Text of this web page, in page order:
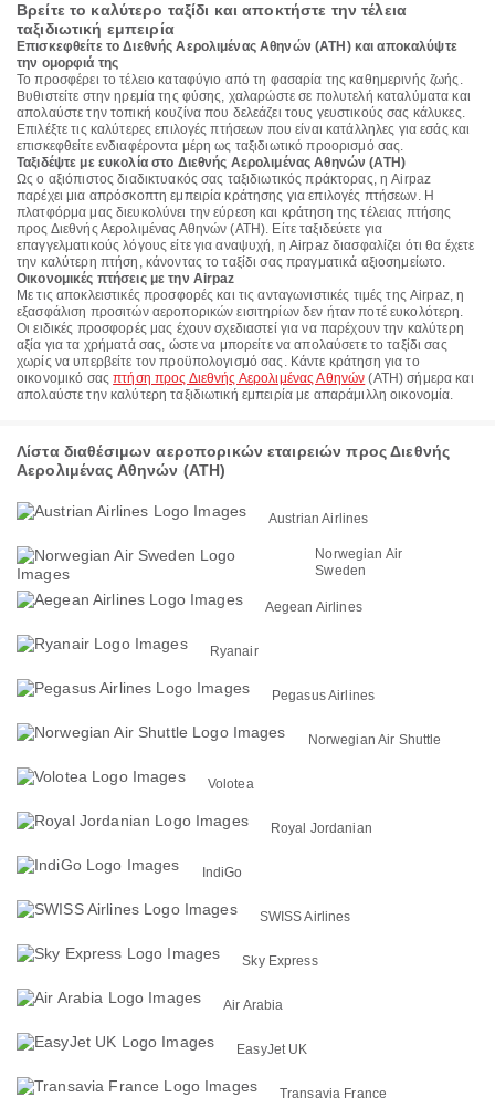
Βρείτε το καλύτερο ταξίδι και αποκτήστε την τέλεια
ταξιδιωτική εμπειρία
Επισκεφθείτε το Διεθνής Αερολιμένας Αθηνών (ATH) και αποκαλύψτε
την ομορφιά της
Το προσφέρει το τέλειο καταφύγιο από τη φασαρία της καθημερινής ζωής.
Βυθιστείτε στην ηρεμία της φύσης, χαλαρώστε σε πολυτελή καταλύματα και
απολαύστε την τοπική κουζίνα που δελεάζει τους γευστικούς σας κάλυκες.
Επιλέξτε τις καλύτερες επιλογές πτήσεων που είναι κατάλληλες για εσάς και
επισκεφθείτε ενδιαφέροντα μέρη ως ταξιδιωτικό προορισμό σας.
Ταξιδέψτε με ευκολία στο Διεθνής Αερολιμένας Αθηνών (ATH)
Ως ο αξιόπιστος διαδικτυακός σας ταξιδιωτικός πράκτορας, η Airpaz
παρέχει μια απρόσκοπτη εμπειρία κράτησης για επιλογές πτήσεων. Η
πλατφόρμα μας διευκολύνει την εύρεση και κράτηση της τέλειας πτήσης
προς Διεθνής Αερολιμένας Αθηνών (ATH). Είτε ταξιδεύετε για
επαγγελματικούς λόγους είτε για αναψυχή, η Airpaz διασφαλίζει ότι θα έχετε
την καλύτερη πτήση, κάνοντας το ταξίδι σας πραγματικά αξιοσημείωτο.
Οικονομικές πτήσεις με την Airpaz
Με τις αποκλειστικές προσφορές και τις ανταγωνιστικές τιμές της Airpaz, η
εξασφάλιση προσιτών αεροπορικών εισιτηρίων δεν ήταν ποτέ ευκολότερη.
Οι ειδικές προσφορές μας έχουν σχεδιαστεί για να παρέχουν την καλύτερη
αξία για τα χρήματά σας, ώστε να μπορείτε να απολαύσετε το ταξίδι σας
χωρίς να υπερβείτε τον προϋπολογισμό σας. Κάντε κράτηση για το
οικονομικό σαςπτήση προς Διεθνής Αερολιμένας Αθηνών (ATH) σήμερα και
απολαύστε την καλύτερη ταξιδιωτική εμπειρία με απαράμιλλη οικονομία.
Λίστα διαθέσιμων αεροπορικών εταιρειών προς Διεθνής
Αερολιμένας Αθηνών (ATH)
Austrian Airlines
Norwegian Air
Sweden
Aegean Airlines
Ryanair
Pegasus Airlines
Norwegian Air Shuttle
Volotea
Royal Jordanian
IndiGo
SWISS Airlines
Sky Express
Air Arabia
EasyJet UK
Transavia France